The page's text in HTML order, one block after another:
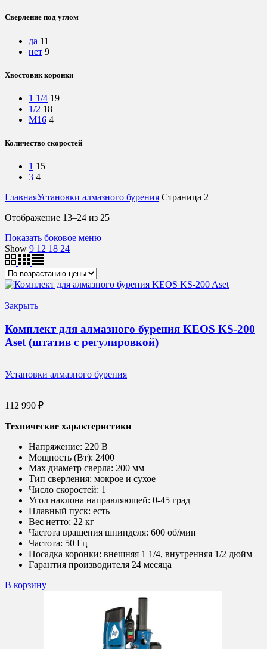
Сверление под углом
да 11
нет 9
Хвостовик коронки
1 1/4 19
1/2 18
М16 4
Количество скоростей
1 15
3 4
ГлавнаяУстановки алмазного бурения Страница 2
Отображение 13–24 из 25Цены:
Показать боковое меню
Show 9 12 18 24
Закрыть
Комплект для алмазного бурения KEOS KS-200
Aset (штатив c регулировкой)
Установки алмазного бурения
112 990 ₽
Технические характеристики
Напряжение: 220 В
Мощность (Вт): 2400
Max диаметр сверла: 200 мм
Тип сверления: мокрое и сухое
Число скоростей: 1
Угол наклона направляющей: 0-45 град
Плавный пуск: есть
Вес нетто: 22 кг
Частота вращения шпинделя: 600 об/мин
Частота: 50 Гц
Посадка коронки: внешняя 1 1/4, внутренняя 1/2 дюйм
Гарантия производителя 24 месяца
В корзину